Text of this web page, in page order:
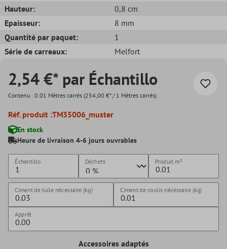
Hauteur:
0,8 cm
Epaisseur:
8 mm
Quantité par paquet:
1
Série de carreaux:
Melfort
2,54 €* par Échantillo
Contenu : 0.01 Mètres carrés (254,00 €* / 1 Mètres carrés)
Réf. produit :TM35006_muster
En stock
Heure de livraison 4-6 jours ouvrables
Échantillo Déchets Produit m²
Ciment de tuile nécessaire (kg) Ciment de coulis nécessaire (kg)
Apprêt
Accessoires adaptés